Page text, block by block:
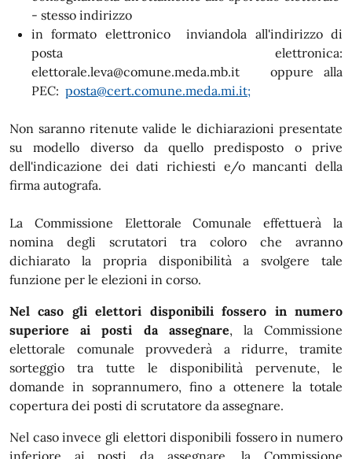
- stesso indirizzo
in formato elettronico inviandola all'indirizzo di
posta elettronica:
elettorale.leva@comune.meda.mb.it oppure alla
PEC: posta@cert.comune.meda.mi.it;
Non saranno ritenute valide le dichiarazioni presentate
su modello diverso da quello predisposto o prive
dell'indicazione dei dati richiesti e/o mancanti della
firma autografa.
La Commissione Elettorale Comunale effettuerà la
nomina degli scrutatori tra coloro che avranno
dichiarato la propria disponibilità a svolgere tale
funzione per le elezioni in corso.
Nel caso gli elettori disponibili fossero in numero
superiore ai posti da assegnare, la Commissione
elettorale comunale provvederà a ridurre, tramite
sorteggio tra tutte le disponibilità pervenute, le
domande in soprannumero, fino a ottenere la totale
copertura dei posti di scrutatore da assegnare.
Nel caso invece gli elettori disponibili fossero in numero
inferiore ai posti da assegnare, la Commissione